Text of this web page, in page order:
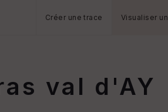
Créer une trace Visualiser
val d'AY